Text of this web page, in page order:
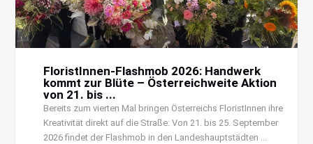
FloristInnen-Flashmob 2026: Handwerk
kommt zur Blüte – Österreichweite Aktion
von 21. bis ...
Bereits zum vierten Mal bringen Österreichs FloristInnen ihre
Kreativität direkt auf die Straße: Von 21. bis 25. September
2026 findet der Flashmob in den Landeshauptstädten ...